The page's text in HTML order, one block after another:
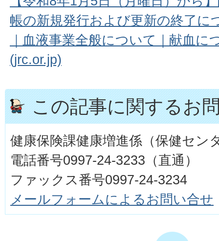
帳の新規発行および更新の終了に
｜血液事業全般について｜献血に
(jrc.or.jp)
この記事に関するお
健康保険課健康増進係（保健セン
電話番号0997-24-3233（直通）
ファックス番号0997-24-3234
メールフォームによるお問い合せ